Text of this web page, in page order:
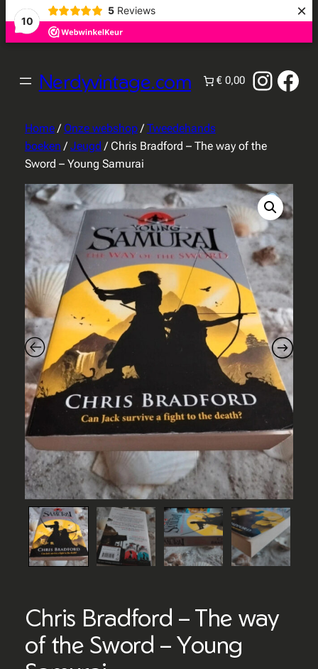
10
5 Reviews ×
Nerdyvintage.com € 0,00
Home/ Onze webshop/ Tweedehands
boeken / Jeugd / Chris Bradford – The way of the
Sword – Young Samurai
Chris Bradford – The way
of the Sword – Young